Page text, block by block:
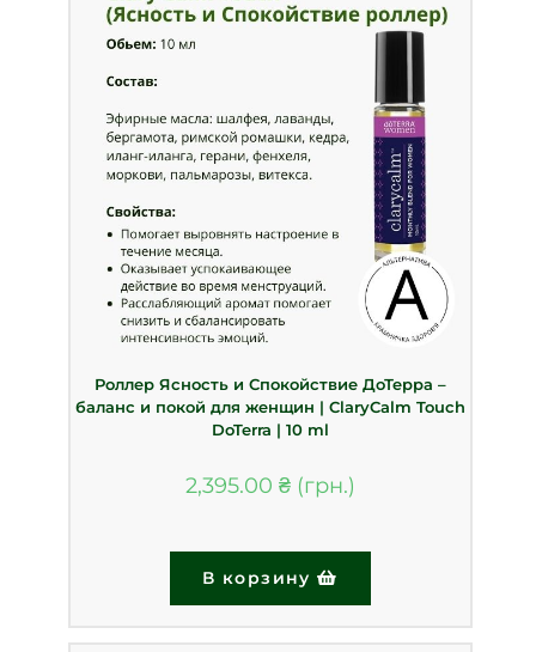
Роллер Ясность и Спокойствие ДоТерра –
баланс и покой для женщин | ClaryCalm Touch
DoTerra | 10 ml
2,395.00 ₴
В корзину